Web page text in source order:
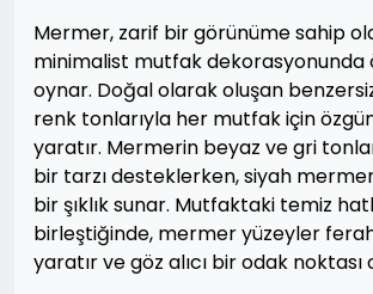
Mermer, zarif bir görünüme sahip
minimalist mutfak dekorasyonunda
oynar. Doğal olarak oluşan
renk tonlarıyla her mutfak için
yaratır. Mermerin beyaz ve gri
bir tarzı desteklerken, siyah
bir şıklık sunar. Mutfaktaki temiz
birleştiğinde, mermer yüzeyler
yaratır ve göz alıcı bir odak noktası